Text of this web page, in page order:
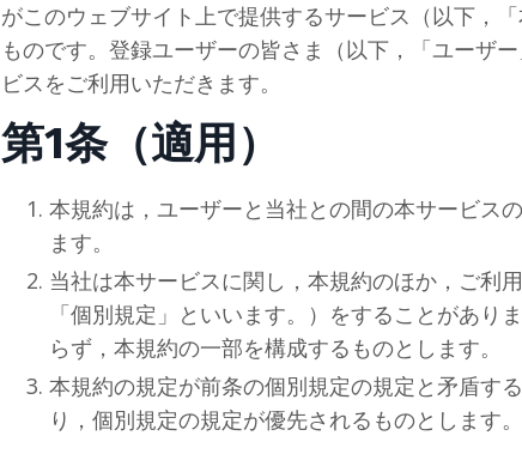
がこのウェブサイト上で提供するサービス（以下，
ものです。登録ユーザーの皆さま（以下，「ユーザ
ビスをご利用いただきます。
第1条（適用）
本規約は，ユーザーと当社との間の本サービス
ます。
当社は本サービスに関し，本規約のほか，ご利
「個別規定」といいます。）をすることがあ
らず，本規約の一部を構成するものとします。
本規約の規定が前条の個別規定の規定と矛盾す
り，個別規定の規定が優先されるものとします。